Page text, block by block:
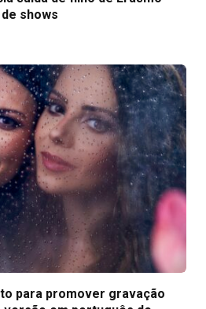
shows
para promover gravação